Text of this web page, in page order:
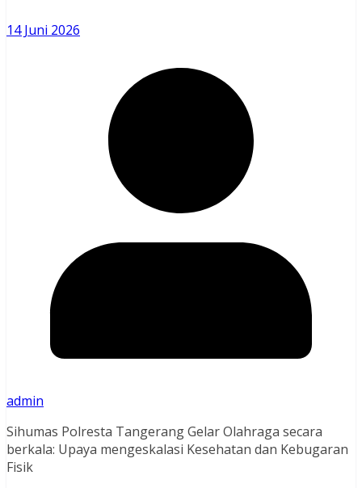
14 Juni 2026
admin
Sihumas Polresta Tangerang Gelar Olahraga secara
berkala: Upaya mengeskalasi Kesehatan dan Kebugaran
Fisik